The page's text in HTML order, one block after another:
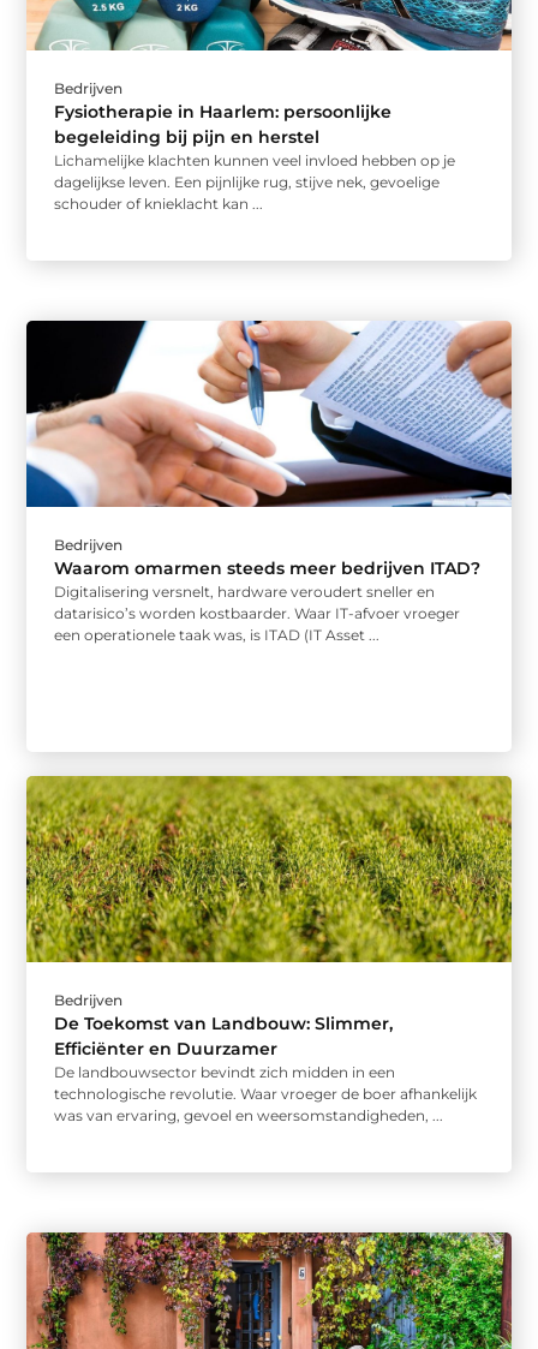
Bedrijven
Fysiotherapie in Haarlem: persoonlijke
begeleiding bij pijn en herstel
Lichamelijke klachten kunnen veel invloed hebben op je
dagelijkse leven. Een pijnlijke rug, stijve nek, gevoelige
schouder of knieklacht kan ...
Bedrijven
Waarom omarmen steeds meer bedrijven ITAD?
Digitalisering versnelt, hardware veroudert sneller en
datarisico’s worden kostbaarder. Waar IT-afvoer vroeger
een operationele taak was, is ITAD (IT Asset ...
Bedrijven
De Toekomst van Landbouw: Slimmer,
Efficiënter en Duurzamer
De landbouwsector bevindt zich midden in een
technologische revolutie. Waar vroeger de boer afhankelijk
was van ervaring, gevoel en weersomstandigheden, ...